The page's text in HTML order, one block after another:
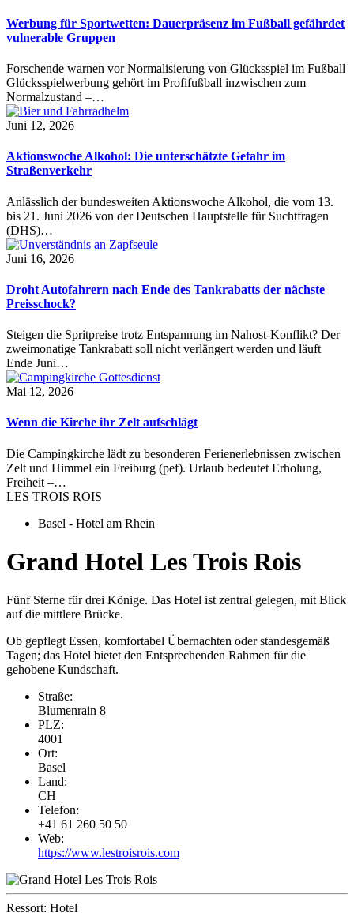
Werbung für Sportwetten: Dauerpräsenz im Fußball gefährdet
vulnerable Gruppen
Forschende warnen vor Normalisierung von Glücksspiel im Fußball
Glücksspielwerbung gehört im Profifußball inzwischen zum
Normalzustand –…
Juni 12, 2026
Aktionswoche Alkohol: Die unterschätzte Gefahr im
Straßenverkehr
Anlässlich der bundesweiten Aktionswoche Alkohol, die vom 13.
bis 21. Juni 2026 von der Deutschen Hauptstelle für Suchtfragen
(DHS)…
Juni 16, 2026
Droht Autofahrern nach Ende des Tankrabatts der nächste
Preisschock?
Steigen die Spritpreise trotz Entspannung im Nahost-Konflikt? Der
zweimonatige Tankrabatt soll nicht verlängert werden und läuft
Ende Juni…
Mai 12, 2026
Wenn die Kirche ihr Zelt aufschlägt
Die Campingkirche lädt zu besonderen Ferienerlebnissen zwischen
Zelt und Himmel ein Freiburg (pef). Urlaub bedeutet Erholung,
Freiheit –…
LES TROIS ROIS
Basel - Hotel am Rhein
Grand Hotel Les Trois Rois
Fünf Sterne für drei Könige. Das Hotel ist zentral gelegen, mit Blick
auf die mittlere Brücke.
Ob gepflegt Essen, komfortabel Übernachten oder standesgemäß
Tagen; das Hotel bietet den Entsprechenden Rahmen für die
gehobene Kundschaft.
Straße:
Blumenrain 8
PLZ:
4001
Ort:
Basel
Land:
CH
Telefon:
+41 61 260 50 50
Web:
https://www.lestroisrois.com
Ressort: Hotel